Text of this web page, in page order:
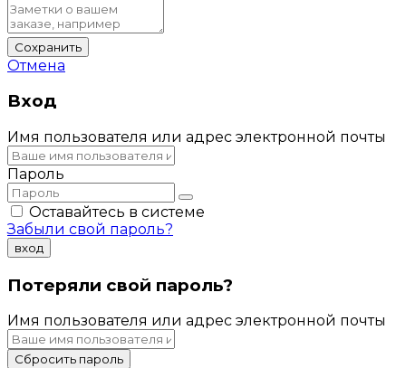
Сохранить
Отмена
Вход
Имя пользователя или адрес электронной почты
Пароль
Оставайтесь в системе
Забыли свой пароль?
вход
Потеряли свой пароль?
Имя пользователя или адрес электронной почты
Сбросить пароль